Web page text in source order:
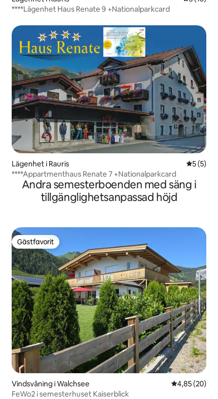
****Lägenhet Haus Renate 9 +Nationalparkcard
Lägenhet i Rauris 5 av 5 i
5 (5)
****Appartmenthaus Renate 7 +Nationalparkcard
Andra semesterboenden med säng i
tillgänglighetsanpassad höjd
Gästfavorit
Gästfavorit
Vindsvåning i Walchsee 4,85 av 5 i
4,85 (20)
FeWo2 i semesterhuset Kaiserblick